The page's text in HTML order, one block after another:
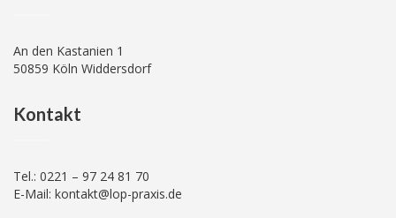
An den Kastanien 1
50859 Köln Widdersdorf
Kontakt
Tel.: 0221 – 97 24 81 70
E-Mail: kontakt@lop-praxis.de